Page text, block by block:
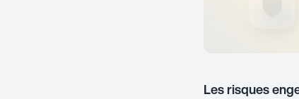
Les risques